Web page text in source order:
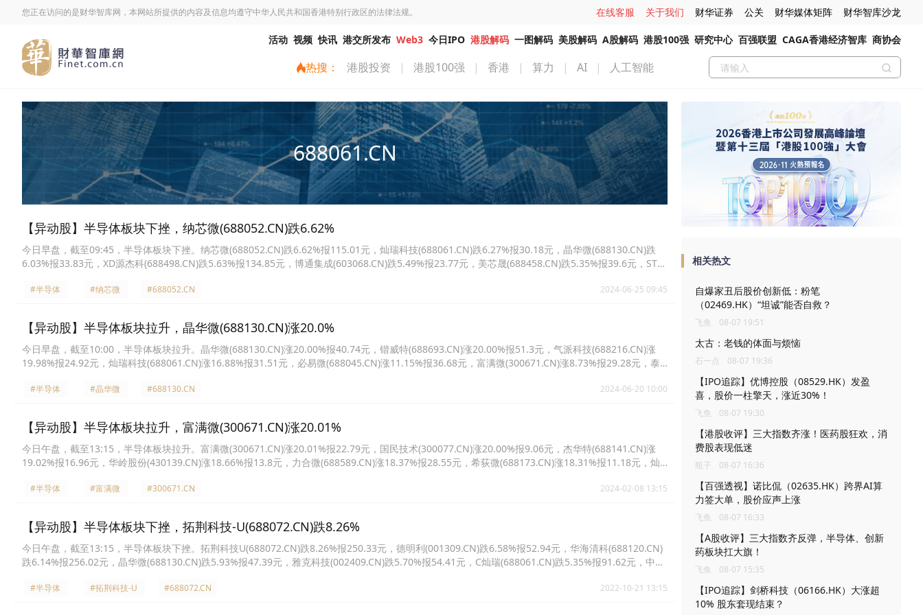
您正在访问的是财华智库网，本网站所提供的内容及信息均遵守中华人民共和国香港特别行政区的法律法规。 在线客服 关于我们 财华证券 公关 财华媒体矩阵 财华智库沙龙
活动 视频 快讯 港交所发布 Web3 今日IPO 港股解码 一图解码 美股解码 A股解码 港股100强 研究中心 百强联盟 CAGA香港经济智库 商协会
热搜： 港股投资 | 港股100强 | 香港 | 算力 | AI | 人工智能
688061.CN
【异动股】半导体板块下挫，纳芯微(688052.CN)跌6.62%
今日早盘，截至09:45，半导体板块下挫。纳芯微(688052.CN)跌6.62%报115.01元，灿瑞科技(688061.CN)跌6.27%报30.18元，晶华微(688130.CN)跌
6.03%报33.83元，XD源杰科(688498.CN)跌5.63%报134.85元，博通集成(603068.CN)跌5.49%报23.77元，美芯晟(688458.CN)跌5.35%报39.6元，ST华
#半导体 #纳芯微 #688052.CN 2024-06-25 09:45
【异动股】半导体板块拉升，晶华微(688130.CN)涨20.0%
今日早盘，截至10:00，半导体板块拉升。晶华微(688130.CN)涨20.00%报40.74元，锴威特(688693.CN)涨20.00%报51.3元，气派科技(688216.CN)涨
19.98%报24.92元，灿瑞科技(688061.CN)涨16.88%报31.51元，必易微(688045.CN)涨11.15%报36.68元，富满微(300671.CN)涨8.73%报29.28元，泰
#半导体 #晶华微 #688130.CN 2024-06-20 10:00
【异动股】半导体板块拉升，富满微(300671.CN)涨20.01%
今日午盘，截至13:15，半导体板块拉升。富满微(300671.CN)涨20.01%报22.79元，国民技术(300077.CN)涨20.00%报9.06元，杰华特(688141.CN)涨
19.02%报16.96元，华岭股份(430139.CN)涨18.66%报13.8元，力合微(688589.CN)涨18.37%报28.55元，希荻微(688173.CN)涨18.31%报11.18元，灿
#半导体 #富满微 #300671.CN 2024-02-08 13:15
【异动股】半导体板块下挫，拓荆科技-U(688072.CN)跌8.26%
今日午盘，截至13:15，半导体板块下挫。拓荆科技U(688072.CN)跌8.26%报250.33元，德明利(001309.CN)跌6.58%报52.94元，华海清科(688120.CN)
跌6.14%报256.02元，晶华微(688130.CN)跌5.93%报47.39元，雅克科技(002409.CN)跌5.70%报54.41元，C灿瑞(688061.CN)跌5.35%报91.62元，中微
#半导体 #拓荆科技-U #688072.CN 2022-10-21 13:15
相关热文
自爆家丑后股价创新低：粉笔
（02469.HK）“坦诚”能否自救？
飞鱼 08-07 19:51
太古：老钱的体面与烦恼
石一点 08-07 19:36
【IPO追踪】优博控股（08529.HK）发盈
喜，股价一柱擎天，涨近30%！
飞鱼 08-07 19:30
【港股收评】三大指数齐涨！医药股狂欢，消
费股表现低迷
瓶子 08-07 16:36
【百强透视】诺比侃（02635.HK）跨界AI算
力签大单，股价应声上涨
飞鱼 08-07 16:33
【A股收评】三大指数齐反弹，半导体、创新
药板块扛大旗！
飞鱼 08-07 15:35
【IPO追踪】剑桥科技（06166.HK）大涨超
10% 股东套现结束？